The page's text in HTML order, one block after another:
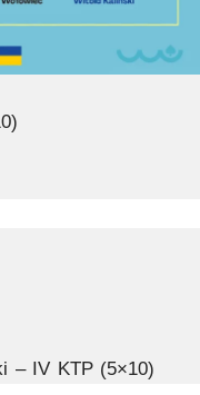
– IV KTP (5×10)